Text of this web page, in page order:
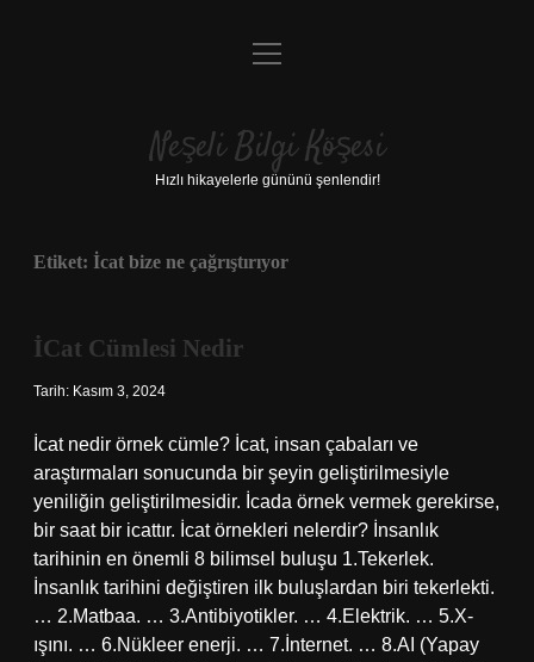
Anasayfa
Yasal Uyarı
menüyü
Neşeli Bilgi Köşesi
Hızlı hikayelerle gününü şenlendir!
Etiket: İcat bize ne çağrıştırıyor
İCat Cümlesi Nedir
Tarih: Kasım 3, 2024
İcat nedir örnek cümle? İcat, insan çabaları ve
araştırmaları sonucunda bir şeyin geliştirilmesiyle
yeniliğin geliştirilmesidir. İcada örnek vermek gerekirse,
bir saat bir icattır. İcat örnekleri nelerdir? İnsanlık
tarihinin en önemli 8 bilimsel buluşu 1.Tekerlek.
İnsanlık tarihini değiştiren ilk buluşlardan biri tekerlekti.
… 2.Matbaa. … 3.Antibiyotikler. … 4.Elektrik. … 5.X-
ışını. … 6.Nükleer enerji. … 7.İnternet. … 8.AI (Yapay